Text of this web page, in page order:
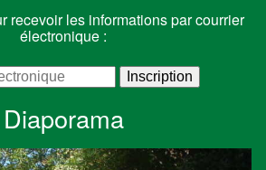
recevoir les informations par courrier
électronique :
Diaporama